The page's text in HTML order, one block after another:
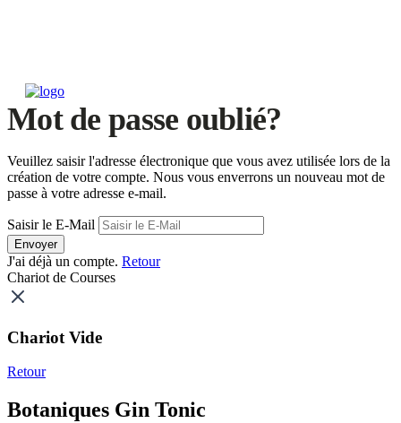
Mot de passe oublié?
Veuillez saisir l'adresse électronique que vous avez utilisée lors de la
création de votre compte. Nous vous enverrons un nouveau mot de
passe à votre adresse e-mail.
Saisir le E-Mail
Envoyer
J'ai déjà un compte. Retour
Chariot de Courses
Chariot Vide
Retour
Botaniques Gin Tonic